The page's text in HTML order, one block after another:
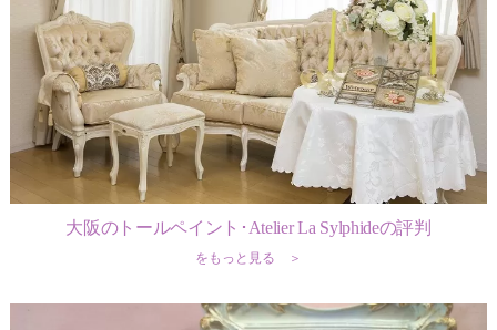
大阪のトールペイント･Atelier La Sylphideの評判
をもっと見る ＞